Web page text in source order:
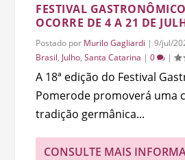
FESTIVAL
OCORRE DE 4 A 21 DE
Postado por Murilo Gagliardi |9/jul/
Brasil, Julho,Santa Catarina |0 |
A 18ª edição do Festival
Pomerode promoverá uma
tradição germânica...
CONSULTE MAIS